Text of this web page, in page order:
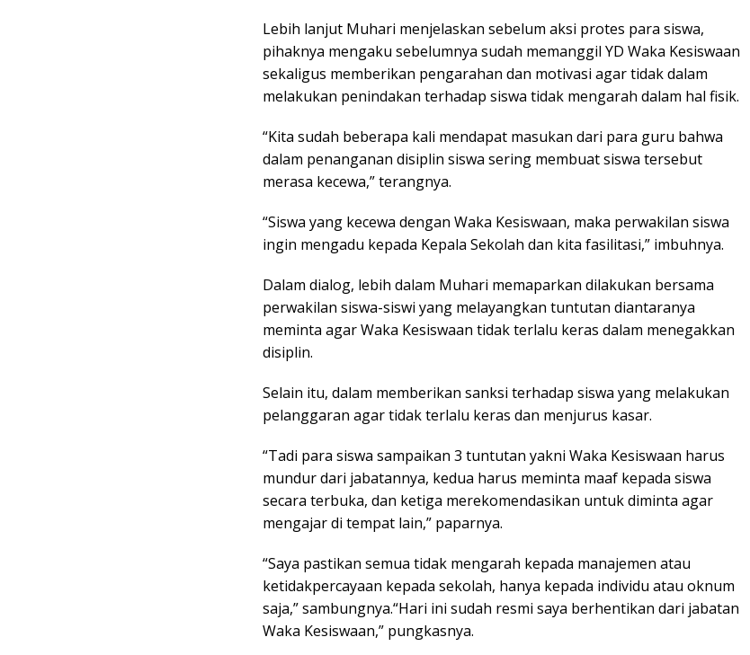
Lebih lanjut Muhari menjelaskan sebelum aksi protes para siswa,
pihaknya mengaku sebelumnya sudah memanggil YD Waka Kesiswaan
sekaligus memberikan pengarahan dan motivasi agar tidak dalam
melakukan penindakan terhadap siswa tidak mengarah dalam hal fisik.
“Kita sudah beberapa kali mendapat masukan dari para guru bahwa
dalam penanganan disiplin siswa sering membuat siswa tersebut
merasa kecewa,” terangnya.
“Siswa yang kecewa dengan Waka Kesiswaan, maka perwakilan siswa
ingin mengadu kepada Kepala Sekolah dan kita fasilitasi,” imbuhnya.
Dalam dialog, lebih dalam Muhari memaparkan dilakukan bersama
perwakilan siswa-siswi yang melayangkan tuntutan diantaranya
meminta agar Waka Kesiswaan tidak terlalu keras dalam menegakkan
disiplin.
Selain itu, dalam memberikan sanksi terhadap siswa yang melakukan
pelanggaran agar tidak terlalu keras dan menjurus kasar.
“Tadi para siswa sampaikan 3 tuntutan yakni Waka Kesiswaan harus
mundur dari jabatannya, kedua harus meminta maaf kepada siswa
secara terbuka, dan ketiga merekomendasikan untuk diminta agar
mengajar di tempat lain,” paparnya.
“Saya pastikan semua tidak mengarah kepada manajemen atau
ketidakpercayaan kepada sekolah, hanya kepada individu atau oknum
saja,” sambungnya.“Hari ini sudah resmi saya berhentikan dari jabatan
Waka Kesiswaan,” pungkasnya.